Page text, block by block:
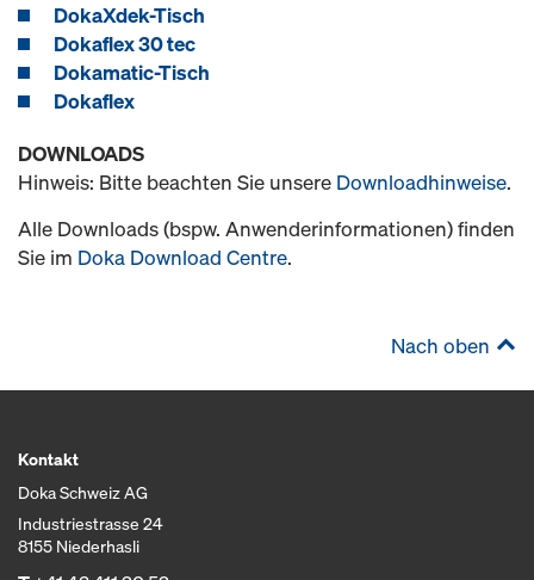
DokaXdek-Tisch
Dokaflex 30 tec
Dokamatic-Tisch
Dokaflex
DOWNLOADS
Hinweis: Bitte beachten Sie unsere Downloadhinweise.
Alle Downloads (bspw. Anwenderinformationen) finden
Sie im Doka Download Centre.
Nach oben
Kontakt
Doka Schweiz AG
Industriestrasse 24
8155 Niederhasli